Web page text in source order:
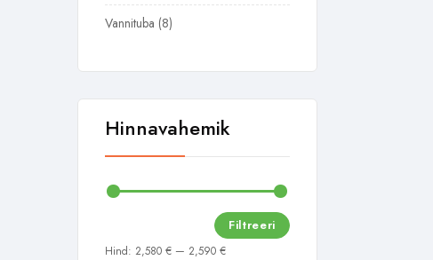
Vannituba 8
Hinnavahemik
Filtreeri
Hind: 2,580 € — 2,590 €